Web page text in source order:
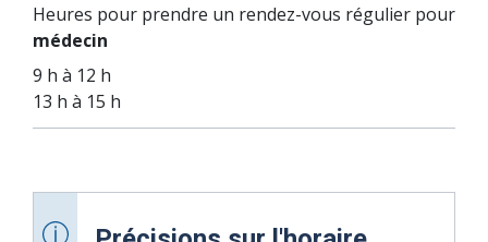
Heures pour prendre un rendez-vous régulier pour
médecin
9 h à 12 h
13 h à 15 h